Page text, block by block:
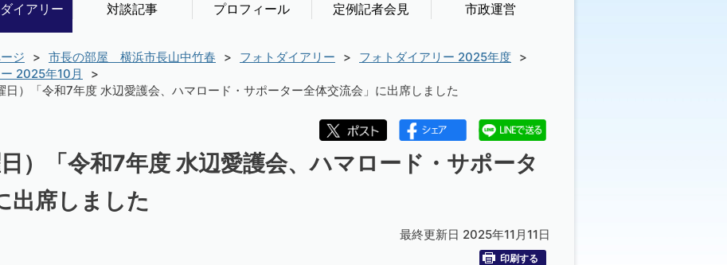
イアリー 対談記事 プロフィール 定例記者会見 市政運営
ジ 市長の部屋 横浜市長山中竹春 フォトダイアリー
フォトダイアリー 2025年度
2025年10月
）「令和7年度 水辺愛護会、ハマロード・サポーター全体交流会」に出席しました
）「令和7年度 水辺愛護会、ハマロード・サポータ
出席しました
最終更新日 2025年11月11日
印刷する